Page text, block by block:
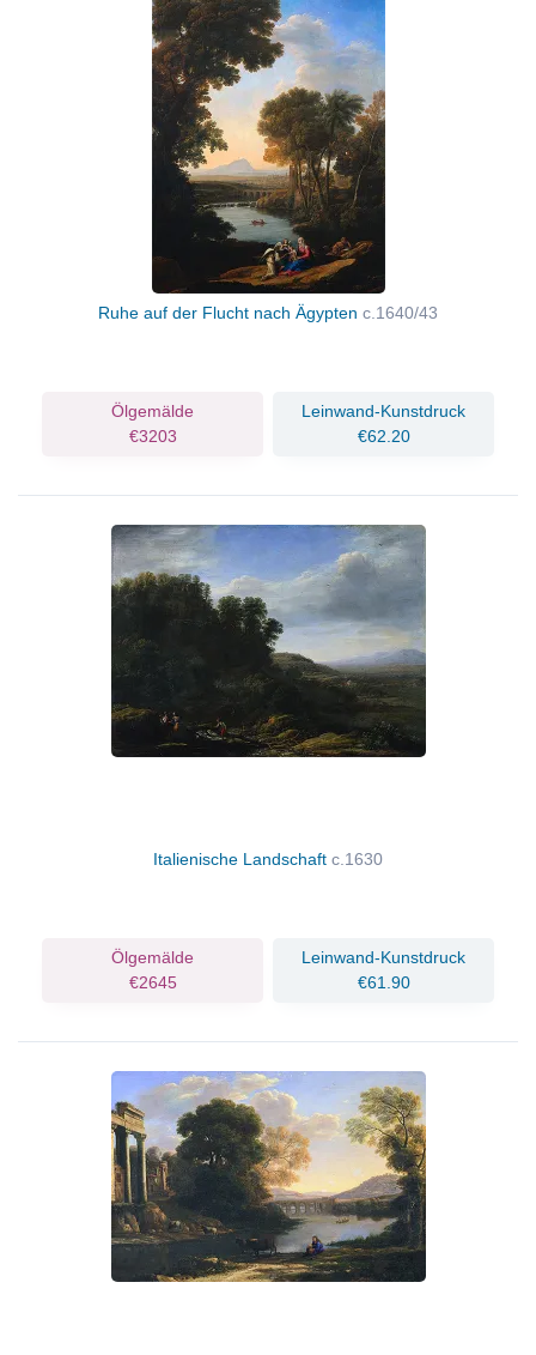
Ruhe auf der Flucht nach Ägypten c.1640/43
Ölgemälde
€3203
Leinwand-Kunstdruck
€62.20
Italienische Landschaft c.1630
Ölgemälde
€2645
Leinwand-Kunstdruck
€61.90